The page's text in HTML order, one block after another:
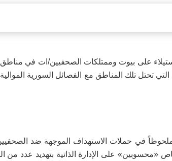
في تقاريرها السنوية خلال السنوات الأربع الماضية 50 حالة استيلاء على بيوت وممتلكات الصحفيين/
تحتل تلك المناطق مع الفصائل السورية الموالية
ملحوظاً في حملات الاستهداف الموجهة ضد
على الإدارة الذاتية بتهديد عدد من